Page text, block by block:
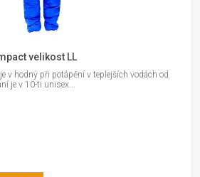
velikost LL
v hodný při potápění v teplejších vodách od
je v 10-ti unisex...